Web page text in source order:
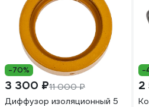
-70%
3 300 ₽11 000 ₽
Диффузор изоляционный 5
-
2